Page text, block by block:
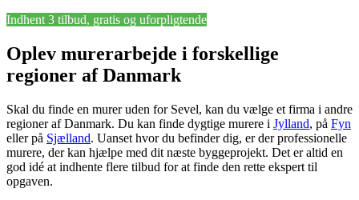
Indhent 3 tilbud, gratis og uforpligtende
Oplev murerarbejde i forskellige
regioner af Danmark
Skal du finde en murer uden for Sevel, kan du vælge et firma i andre
regioner af Danmark. Du kan finde dygtige murere i Jylland, på Fyn
eller på Sjælland. Uanset hvor du befinder dig, er der professionelle
murere, der kan hjælpe med dit næste byggeprojekt. Det er altid en
god idé at indhente flere tilbud for at finde den rette ekspert til
opgaven.